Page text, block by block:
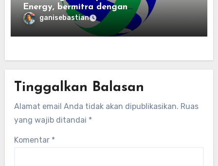
Energy, bermitra dengan
Zhuochuangtong untuk mempercepat
transisi energi Indonesia — raksasa
energi global bergabung dengan tim
terbarukan dan infrastruktur listrik
ganisebastian
Tinggalkan Balasan
Alamat email Anda tidak akan dipublikasikan. Ruas
yang wajib ditandai *
Komentar *